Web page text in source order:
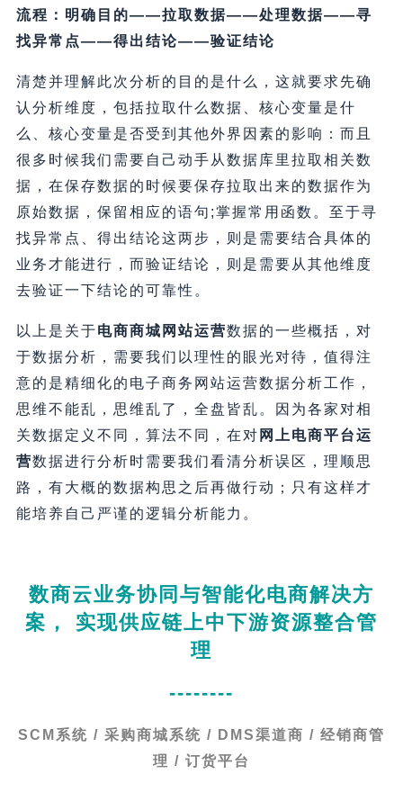
流程：明确目的——拉取数据——处理数据——寻
找异常点——得出结论——验证结论
清楚并理解此次分析的目的是什么，这就要求先确
认分析维度，包括拉取什么数据、核心变量是什
么、核心变量是否受到其他外界因素的影响：而且
很多时候我们需要自己动手从数据库里拉取相关数
据，在保存数据的时候要保存拉取出来的数据作为
原始数据，保留相应的语句;掌握常用函数。至于寻
找异常点、得出结论这两步，则是需要结合具体的
业务才能进行，而验证结论，则是需要从其他维度
去验证一下结论的可靠性。
以上是关于电商商城网站运营数据的一些概括，对
于数据分析，需要我们以理性的眼光对待，值得注
意的是精细化的电子商务网站运营数据分析工作，
思维不能乱，思维乱了，全盘皆乱。因为各家对相
关数据定义不同，算法不同，在对 网上电商平台运
营数据进行分析时需要我们看清分析误区，理顺思
路，有大概的数据构思之后再做行动；只有这样才
能培养自己严谨的逻辑分析能力。
数商云业务协同与智能化电商解决方
案， 实现供应链上中下游资源整合管
理
--------
SCM系统 / 采购商城系统 / DMS渠道商 / 经销商管
理 / 订货平台